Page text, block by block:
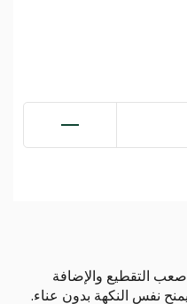
التقطيع والإضافة
نفس النكهة بدون عناء.